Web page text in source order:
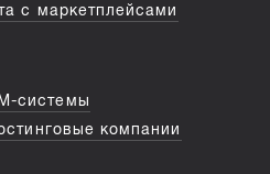
с маркетплейсами
системы
компании